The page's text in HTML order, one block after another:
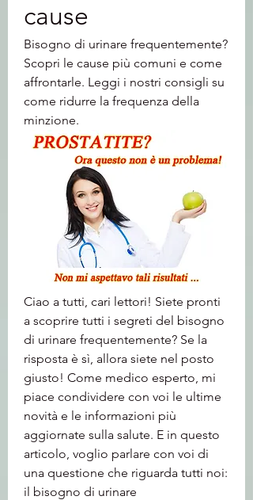
cause
Bisogno di urinare frequentemente?
Scopri le cause più comuni e come
affrontarle. Leggi i nostri consigli su
come ridurre la frequenza della
minzione.
Ciao a tutti, cari lettori! Siete pronti
a scoprire tutti i segreti del bisogno
di urinare frequentemente? Se la
risposta è sì, allora siete nel posto
giusto! Come medico esperto, mi
piace condividere con voi le ultime
novità e le informazioni più
aggiornate sulla salute. E in questo
articolo, voglio parlare con voi di
una questione che riguarda tutti noi:
il bisogno di urinare